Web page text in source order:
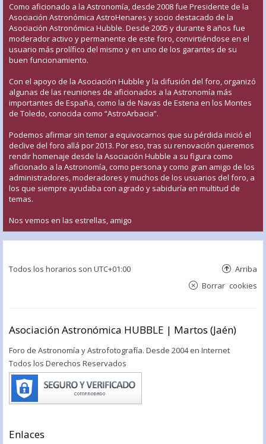
Como aficionado a la Astronomía, desde 2008 fue Presidente de la
Asociación Astronómica AstroHenares y socio destacado de la
Asociación Astronómica Hubble. Desde 2005 y durante 8 años fue
moderador activo y permanente de este foro, convirtiéndose en el
usuario más prolífico del mismo y en uno de los garantes de su
buen funcionamiento.
Con el apoyo de la Asociación Hubble y la difusión del foro, organizó
algunas de las reuniones de aficionados a la Astronomía más
importantes de España, como la de Navas de Estena en los Montes
de Toledo, conocida como “AstroArbacia”.
Podemos afirmar sin temor a equivocarnos que su pérdida inició el
declive del foro allá por 2013. Por eso, tras su renovación queremos
rendir homenaje desde la Asociación Hubble a su figura como
aficionado a la Astronomía, como persona y como gran amigo de los
administradores, moderadores y muchos de los usuarios del foro, a
los que siempre ayudaba con agrado y sabiduría en multitud de
temas.
Nos vemos en las estrellas, amigo
Todos los horarios son UTC+01:00 Arriba
Borrar cookies
Asociación Astronómica HUBBLE | Martos (Jaén)
Foro de Astronomía y Astrofotografía. Desde 2004 en Internet
Todos los Derechos Reservados
Enlaces